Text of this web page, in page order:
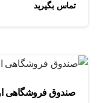
تماس بگیرید